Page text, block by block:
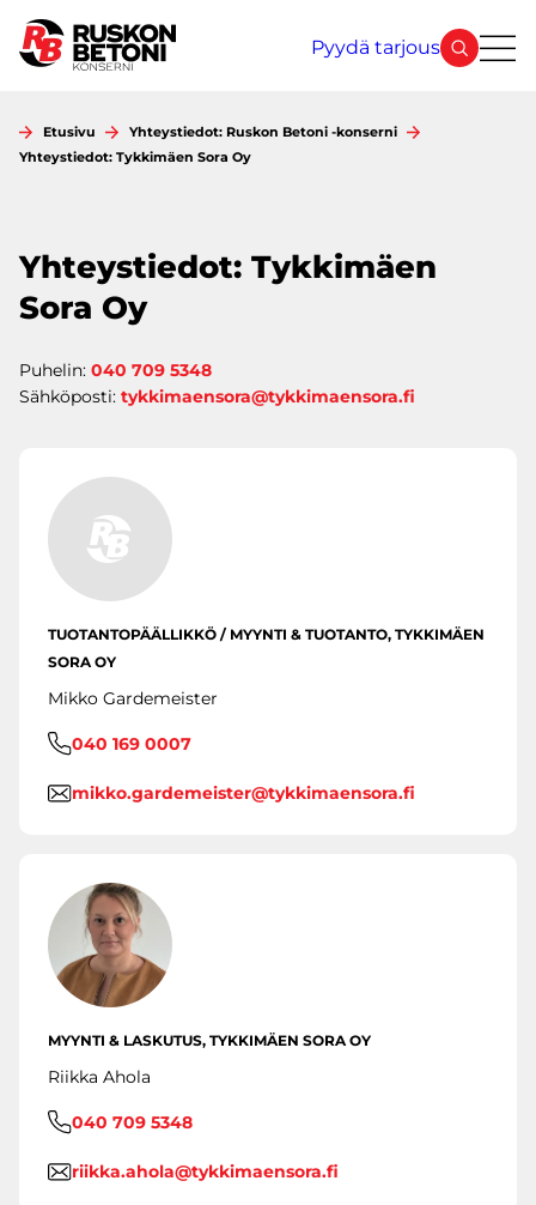
sisältöön
Pyydä tarjous
Etusivu
Yhteystiedot: Ruskon Betoni -konserni
Yhteystiedot: Tykkimäen Sora Oy
Yhteystiedot: Tykkimäen
Sora Oy
Puhelin: 040 709 5348
Sähköposti: tykkimaensora@tykkimaensora.fi
TUOTANTOPÄÄLLIKKÖ / MYYNTI & TUOTANTO, TYKKIMÄEN
SORA OY
Mikko Gardemeister
040 169 0007
mikko.gardemeister@tykkimaensora.fi
MYYNTI & LASKUTUS, TYKKIMÄEN SORA OY
Riikka Ahola
040 709 5348
riikka.ahola@tykkimaensora.fi